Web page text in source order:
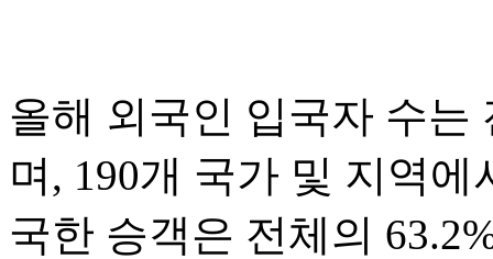
올해 외국인 입국자 수는
며, 190개 국가 및 지역
국한 승객은 전체의